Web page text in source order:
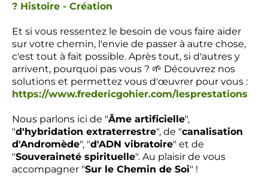
? Histoire - Création
Et si vous ressentez le besoin de vous faire aider
sur votre chemin, l'envie de passer à autre chose,
c'est tout à fait possible. Après tout, si d'autres y
arrivent, pourquoi pas vous ? 🌱 Découvrez nos
solutions et permettez vous d'œuvrer pour vous :
https://www.fredericgohier.com/lesprestations
Nous parlons ici de "Âme artificielle",
"d'hybridation extraterrestre", de "canalisation
d'Andromède", "d'ADN vibratoire" et de
"Souveraineté spirituelle". Au plaisir de vous
accompagner "Sur le Chemin de Soi" !